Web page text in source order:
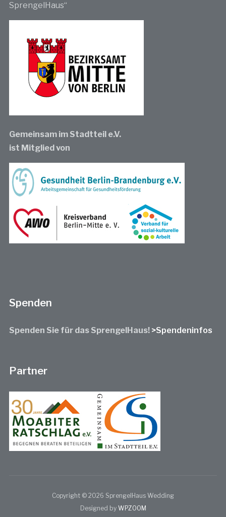
SprengelHaus“
Gemeinsam im Stadtteil e.V.
ist Mitglied von
Spenden
Spenden Sie für das SprengelHaus! >Spendeninfos
Partner
Copyright © 2026 SprengelHaus Wedding
Designed by WPZOOM